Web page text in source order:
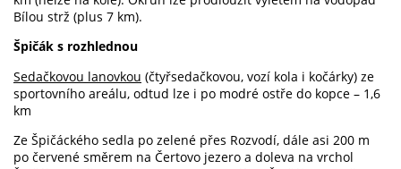
Bílou strž (plus 7 km).
Špičák s rozhlednou
Sedačkovou lanovkou (čtyřsedačkovou, vozí kola i kočárky) ze
sportovního areálu, odtud lze i po modré ostře do kopce – 1,6
km
Ze Špičáckého sedla po zelené přes Rozvodí, dále asi 200 m
po červené směrem na Čertovo jezero a doleva na vrchol